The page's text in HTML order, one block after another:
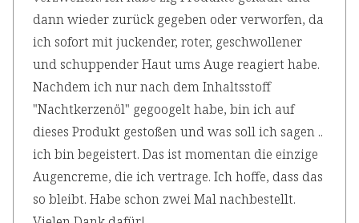
dann wieder zurück gegeben oder verworfen, da
ich sofort mit juckender, roter, geschwollener
und schuppender Haut ums Auge reagiert habe.
Nachdem ich nur nach dem Inhaltsstoff
"Nachtkerzenöl" gegoogelt habe, bin ich auf
dieses Produkt gestoßen und was soll ich sagen ..
ich bin begeistert. Das ist momentan die einzige
Augencreme, die ich vertrage. Ich hoffe, dass das
so bleibt. Habe schon zwei Mal nachbestellt.